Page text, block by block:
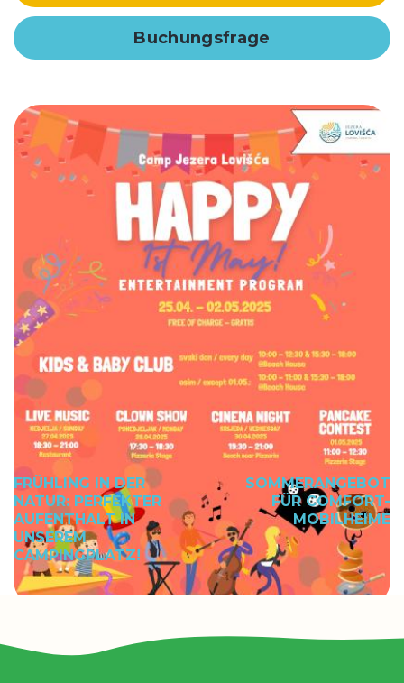
Buchungsfrage
FRÜHLING IN DER
NATUR: PERFEKTER
AUFENTHALT IN
UNSEREM
CAMPINGPLATZ!
SOMMERANGEBOT
FÜR COMFORT-
MOBILHEIME